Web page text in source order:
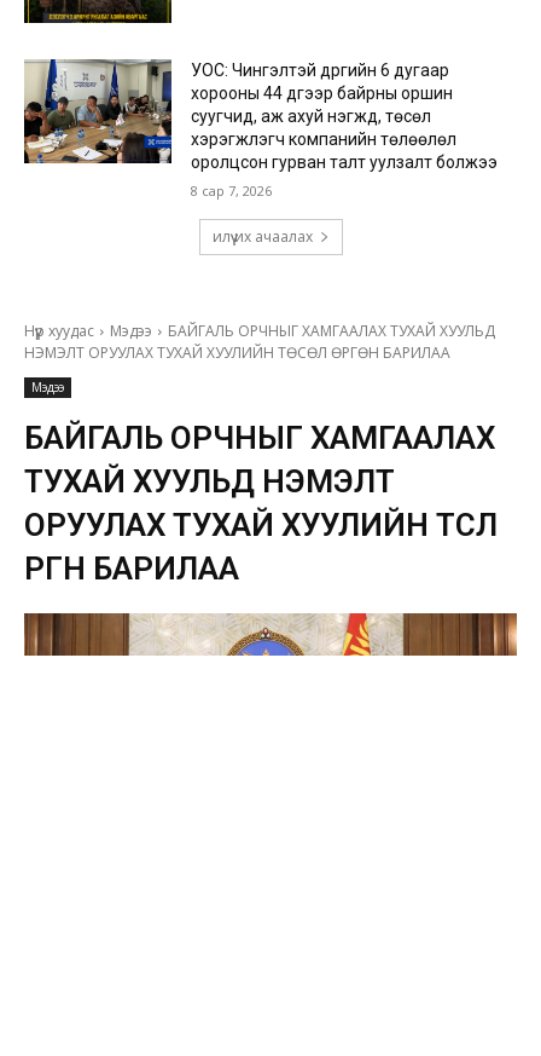
УОС: Чингэлтэй дүүргийн 6 дугаар
хорооны 44 дүгээр байрны оршин
суугчид, аж ахуй нэгжүүд, төсөл
хэрэгжүүлэгч компанийн төлөөлөл
оролцсон гурван талт уулзалт болжээ
8 сар 7, 2026
илүү их ачаалах